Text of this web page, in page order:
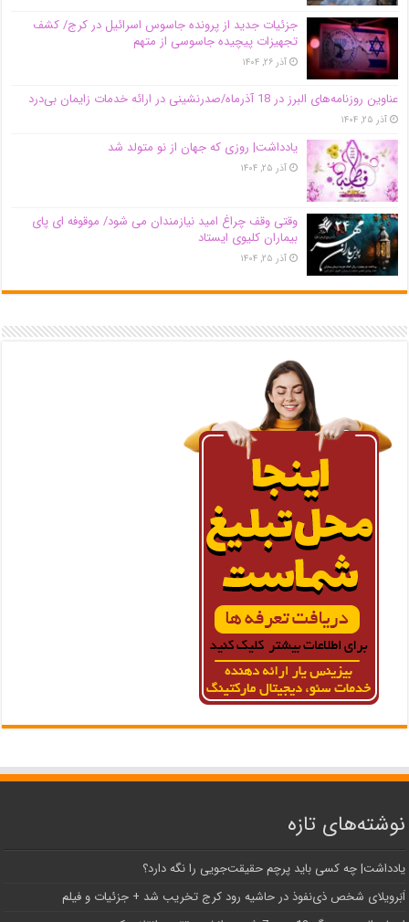
جزئیات جدید از پرونده جاسوس اسرائیل در کرج/‌ کشف
تجهیزات پیچیده جاسوسی از متهم
آذر ۲۶, ۱۴۰۴
عناوین روزنامه‌های البرز در ‌18 آذرماه/صدرنشینی در ارائه خدمات زایمان بی‌درد
آذر ۲۵, ۱۴۰۴
یادداشت| روزی که جهان از نو متولد شد
آذر ۲۵, ۱۴۰۴
وقتی وقف چراغ امید نیازمندان می شود/ موقوفه ای پای
بیماران کلیوی ایستاد
آذر ۲۵, ۱۴۰۴
نوشته‌های تازه
یادداشت| ‌چه کسی باید پرچم حقیقت‌جویی را نگه دارد؟
اَبَر‌ویلای شخص ذی‌نفوذ در حاشیه‌ رود کرج تخریب شد + جزئیات و فیلم